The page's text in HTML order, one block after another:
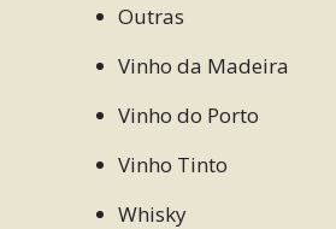
Outras
Vinho da Madeira
Vinho do Porto
Vinho Tinto
Whisky